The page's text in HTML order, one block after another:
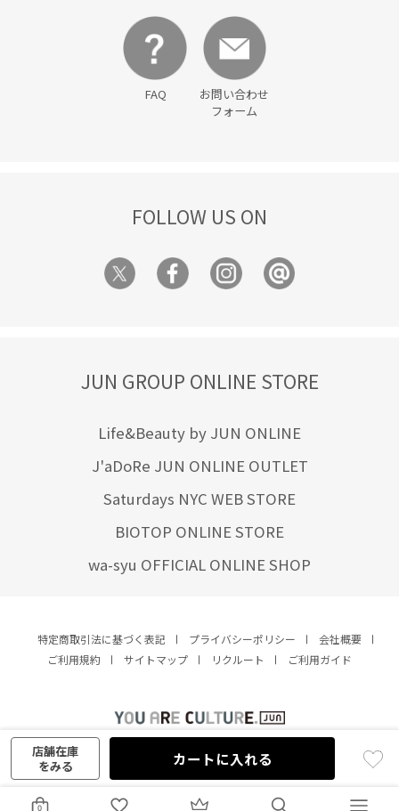
0
取り外し可能 夏の機能素材アイテム
接触冷感 春夏 穿き心地が良い
FAQ
お問い合わせ
フォーム
FOLLOW US ON
JUN GROUP ONLINE STORE
Life&Beauty by JUN ONLINE
J'aDoRe JUN ONLINE OUTLET
Saturdays NYC WEB STORE
BIOTOP ONLINE STORE
wa-syu OFFICIAL ONLINE SHOP
特定商取引法に基づく表記 プライバシーポリシー
会社概要
ご利用規約
サイトマップ リクルート ご利用ガイド
YOU ARE CULTURE.
店舗在庫
をみる
カートに入れる